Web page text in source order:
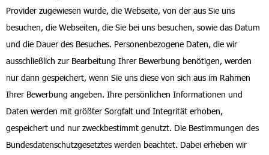
Provider zugewiesen wurde, die Webseite, von der aus Sie uns
besuchen, die Webseiten, die Sie bei uns besuchen, sowie das Datum
und die Dauer des Besuches. Personenbezogene Daten, die wir
ausschließlich zur Bearbeitung Ihrer Bewerbung benötigen, werden
nur dann gespeichert, wenn Sie uns diese von sich aus im Rahmen
Ihrer Bewerbung angeben. Ihre persönlichen Informationen und
Daten werden mit größter Sorgfalt und Integrität erhoben,
gespeichert und nur zweckbestimmt genutzt. Die Bestimmungen des
Bundesdatenschutzgesetztes werden beachtet. Dabei erheben wir